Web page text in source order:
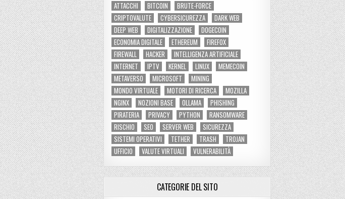
ATTACCHI BITCOIN
BRUTE-FORCE
CRIPTOVALUTE
CYBERSICUREZZA
DARK WEB
DEEP WEB
DIGITALIZZAZIONE
DOGECOIN
ECONOMIA DIGITALE
ETHEREUM
FIREFOX
FIREWALL
HACKER
INTELLIGENZA ARTIFICIALE
INTERNET
IPTV KERNEL LINUX
MEMECOIN
METAVERSO
MICROSOFT
MINING
MONDO VIRTUALE
MOTORI DI RICERCA
MOZILLA
NGINX
NOZIONI BASE OLLAMA
PHISHING
PIRATERIA
PRIVACY PYTHON
RANSOMWARE
RISCHIO
SEO SERVER WEB
SICUREZZA
SISTEMI OPERATIVI
TETHER TRASH
TROJAN
UFFICIO
VALUTE VIRTUALI VULNERABILITÀ
CATEGORIE DEL SITO